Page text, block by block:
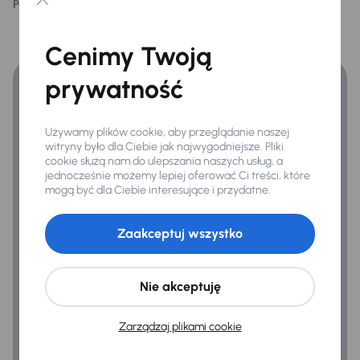
Oryginalne Alufelgi
Podwojne szyby
Przednie światła LED
Relingi dachowe
Tylne swiatla LED
Extra
Podoba ci się ten opis?
Zyskaj lepsze warunki finansowania niż v banku.
Cenimy Twoją
prywatność
Używamy plików cookie, aby przeglądanie naszej
witryny było dla Ciebie jak najwygodniejsze. Pliki
cookie służą nam do ulepszania naszych usług, a
jednocześnie możemy lepiej oferować Ci treści, które
mogą być dla Ciebie interesujące i przydatne.
Zarządzaj plikami cookie
Nie akceptuję
Zaakceptuj wszystko